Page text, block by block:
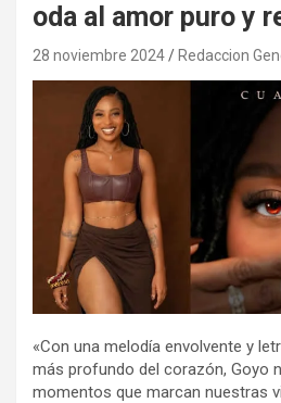
oda al amor puro y
28 noviembre 2024 Redaccion
«Con una melodía envolvente y
más profundo del corazón, Goyo
momentos que marcan nuestras